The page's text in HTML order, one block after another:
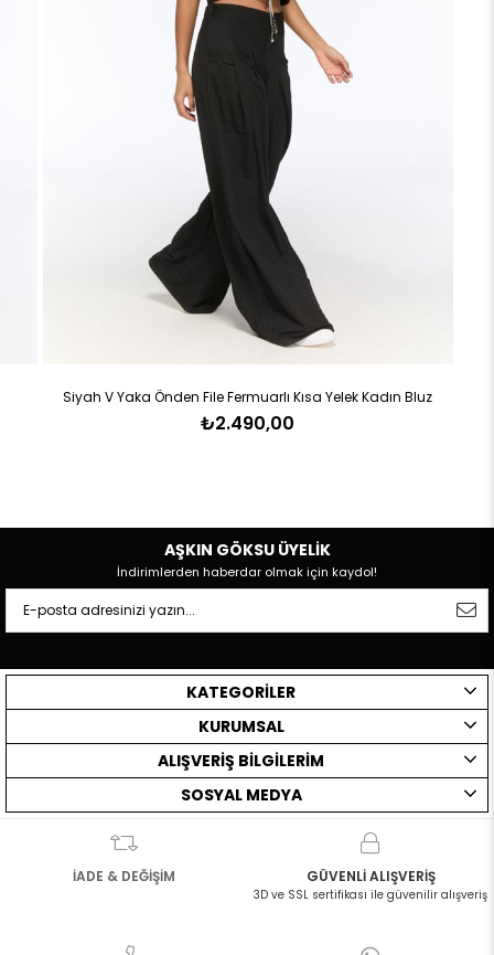
Siyah Kısa Cizgili Fermuar Aksesuarlı Kadın Ceket
₺4.790,00
AŞKIN GÖKSU ÜYELİK
İndirimlerden haberdar olmak için kaydol!
KATEGORİLER
KURUMSAL
ALIŞVERİŞ BİLGİLERİM
SOSYAL MEDYA
İADE & DEĞİŞİM GÜVENLİ ALIŞVERİŞ
3D ve SSL sertifikası ile güvenilir alışveriş